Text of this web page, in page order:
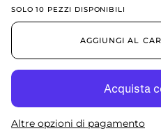
SOLO10 PEZZI DISPONIBILI
AGGIUNGI AL
Altre opzioni di pagamento